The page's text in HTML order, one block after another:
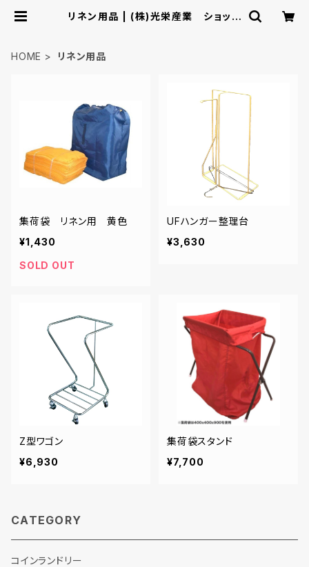
リネン用品 | (株)光栄産業 ショッピ
HOME リネン用品
集荷袋 リネン用 黄色
¥1,430
SOLD OUT
UFハンガー整理台
¥3,630
Z型ワゴン
¥6,930
集荷袋スタンド
¥7,700
CATEGORY
コインランドリー